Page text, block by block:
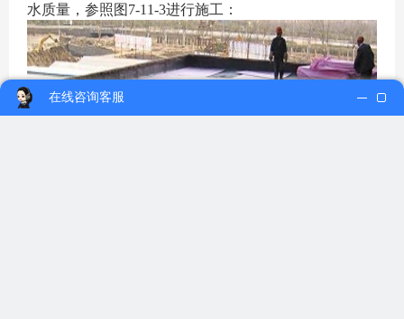
水质量，参照图7-11-3进行施工：
在线咨询客服